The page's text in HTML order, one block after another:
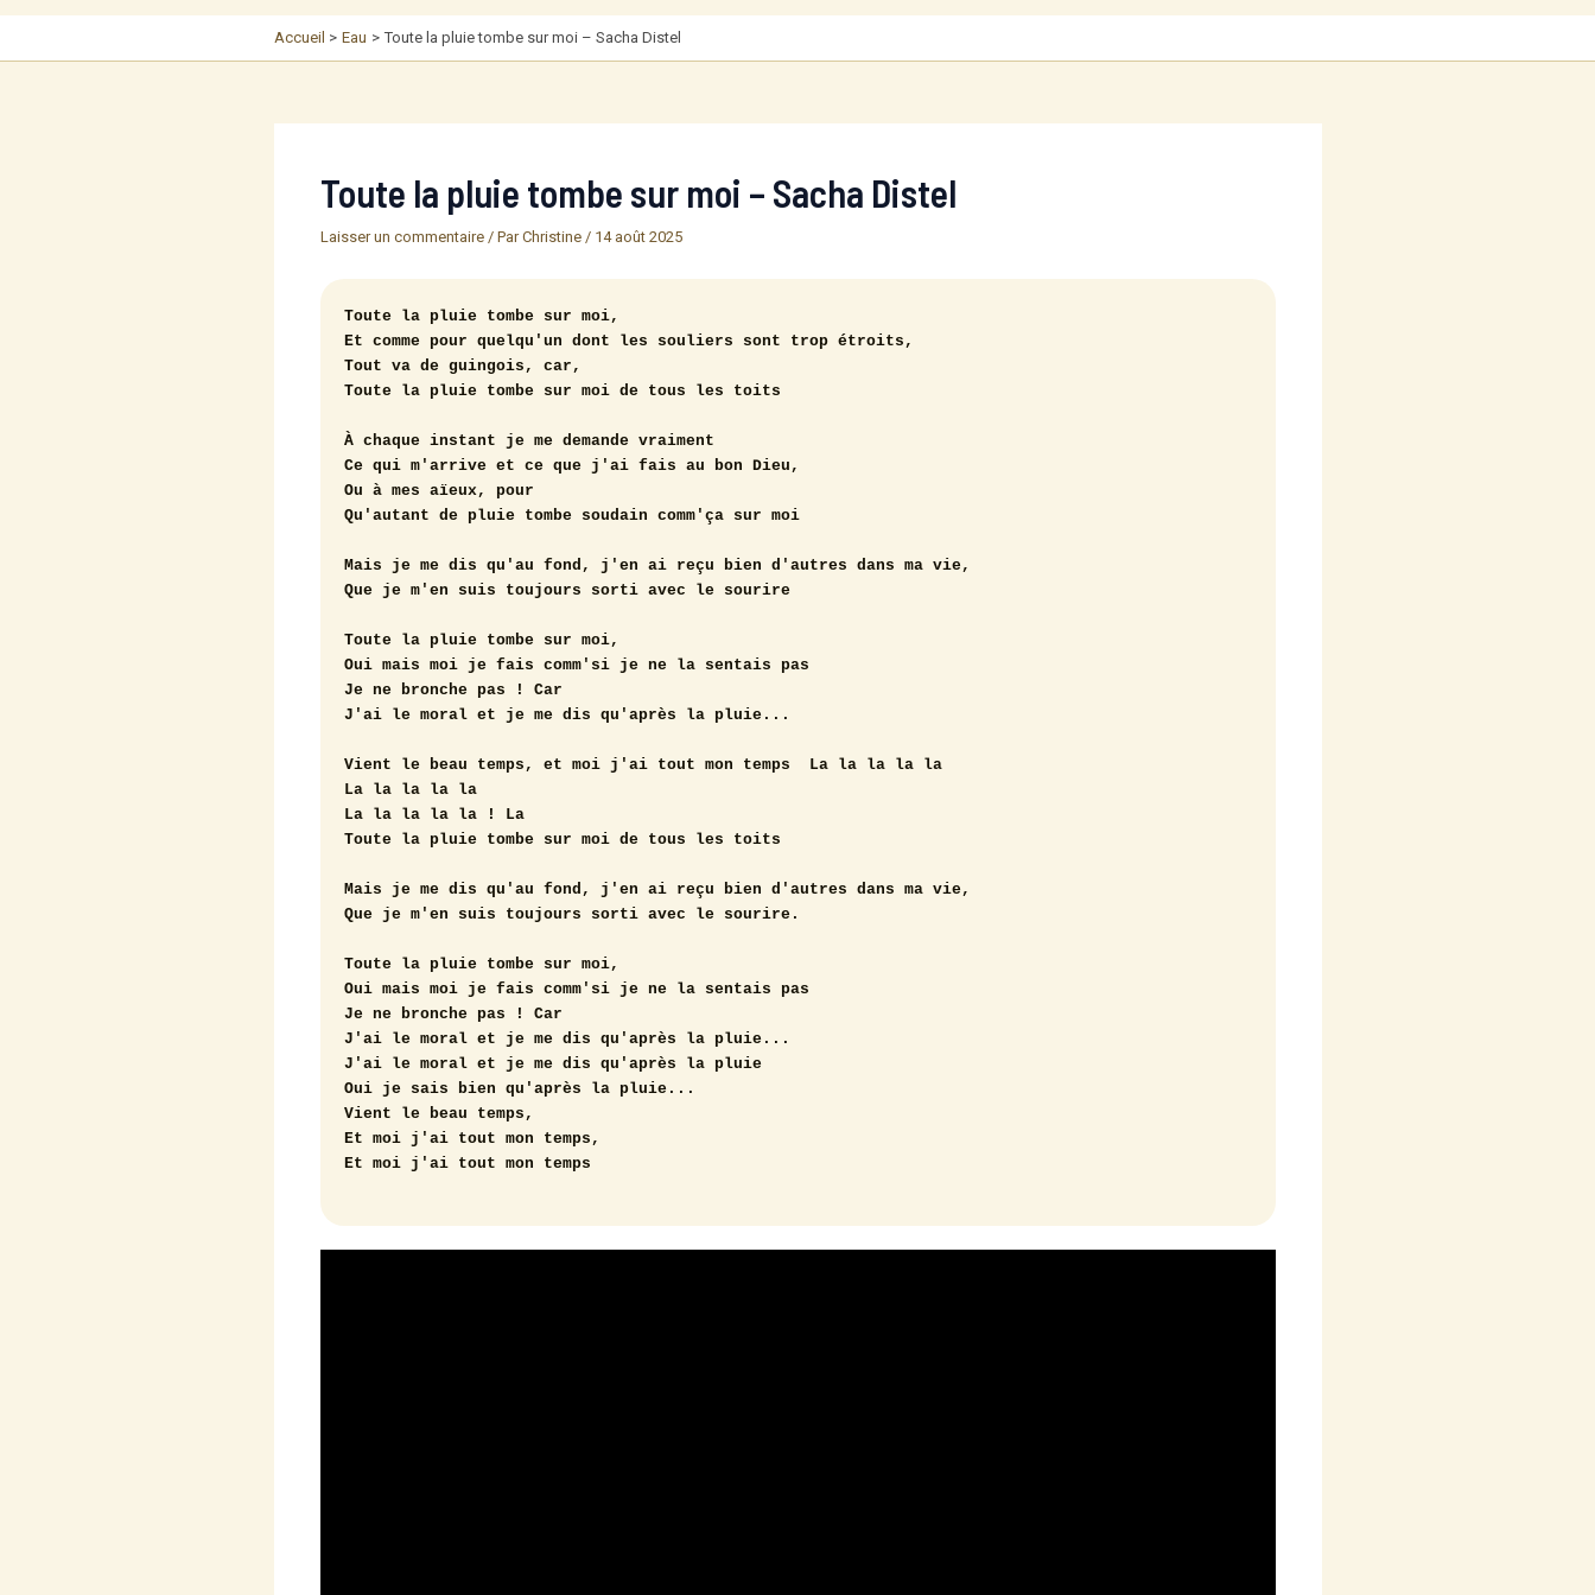
Accueil Eau Toute la pluie tombe sur moi – Sacha Distel
Toute la pluie tombe sur moi – Sacha Distel
Laisser un commentaire / ParChristine / 14 août 2025
Toute la pluie tombe sur moi,
Et comme pour quelqu'un dont les souliers sont trop étroits,
Tout va de guingois, car,
Toute la pluie tombe sur moi de tous les toits
À chaque instant je me demande vraiment
Ce qui m'arrive et ce que j'ai fais au bon Dieu,
Ou à mes aïeux, pour
Qu'autant de pluie tombe soudain comm'ça sur moi
Mais je me dis qu'au fond, j'en ai reçu bien d'autres dans ma vie,
Que je m'en suis toujours sorti avec le sourire
Toute la pluie tombe sur moi,
Oui mais moi je fais comm'si je ne la sentais pas
Je ne bronche pas ! Car
J'ai le moral et je me dis qu'après la pluie...
Vient le beau temps, et moi j'ai tout mon temps  La la la la la
La la la la la
La la la la la ! La
Toute la pluie tombe sur moi de tous les toits
Mais je me dis qu'au fond, j'en ai reçu bien d'autres dans ma vie,
Que je m'en suis toujours sorti avec le sourire.
Toute la pluie tombe sur moi,
Oui mais moi je fais comm'si je ne la sentais pas
Je ne bronche pas ! Car
J'ai le moral et je me dis qu'après la pluie...
J'ai le moral et je me dis qu'après la pluie
Oui je sais bien qu'après la pluie...
Vient le beau temps,
Et moi j'ai tout mon temps,
Et moi j'ai tout mon temps